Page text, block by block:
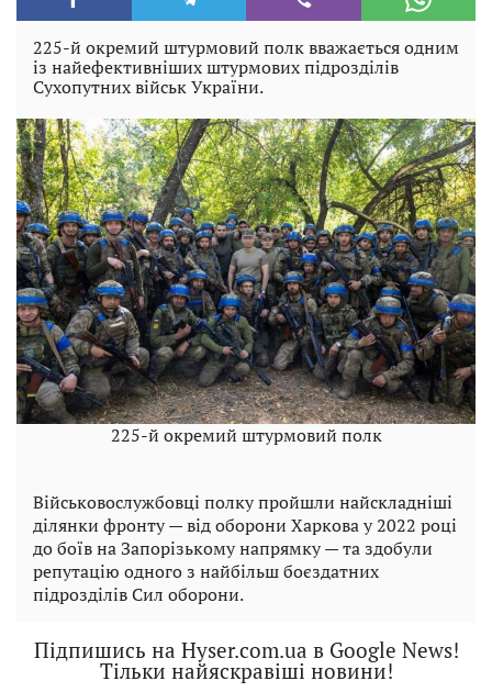
225-й окремий штурмовий полк вважається одним
із найефективніших штурмових підрозділів
Сухопутних військ України.
225-й окремий штурмовий полк
Військовослужбовці полку пройшли найскладніші
ділянки фронту — від оборони Харкова у 2022 році
до боїв на Запорізькому напрямку — та здобули
репутацію одного з найбільш боєздатних
підрозділів Сил оборони.
Підпишись на Hyser.com.ua в Google News!
Тільки найяскравіші новини!